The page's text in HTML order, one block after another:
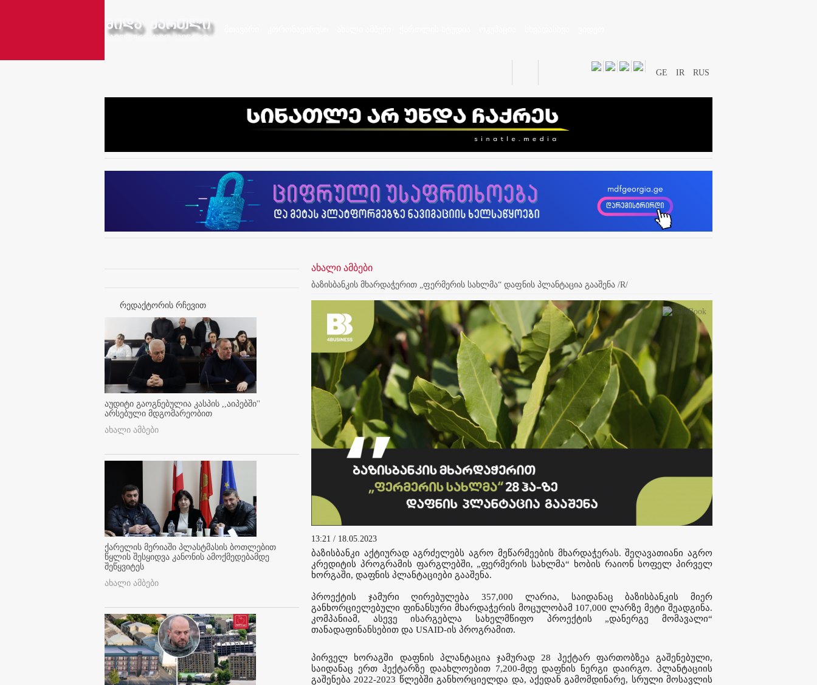
GE IR RUS
რედაქტორის რჩევით
აუდიტი გაოგნებულია კასპის ,,აიპებში''
არსებული მდგომარეობით
ახალი ამბები
ქარელის მერიაში პლასტმასის ბოთლებით
წყლის შესყიდვა კანონის ამოქმედებამდე
შეწყვიტეს
ახალი ამბები
ახალი ამბები
ბაზისბანკის მხარდაჭერით „ფერმერის სახლმა“ დაფნის პლანტაცია გააშენა /R/
13:21 / 18.05.2023
ბაზისბანკი აქტიურად აგრძელებს აგრო მეწარმეების მხარდაჭერას. შეღავათიანი აგრო
კრედიტის პროგრამის ფარგლებში, „ფერმერის სახლმა“ ხობის რაიონ სოფელ პირველ
ხორგაში, დაფნის პლანტაციები გააშენა.
პროექტის ჯამური ღირებულება 357,000 ლარია, საიდანაც ბაზისბანკის მიერ
განხორციელებული ფინანსური მხარდაჭერის მოცულობამ 107,000 ლარზე მეტი შეადგინა.
კომპანიამ, ასევე ისარგებლა სახელმწიფო პროექტის „დანერგე მომავალი“
თანადაფინანსებით და USAID-ის პროგრამით.
პირველ ხორაგში დაფნის პლანტაცია ჯამურად 28 ჰექტარ ფართობზეა გაშენებული,
საიდანაც ერთ ჰექტარზე დაახლოებით 7,200-მდე დაფნის ნერგი დაირგო. პლანტაციის
გაშენება 2022-2023 წლებში განხორციელდა და, აქედან გამომდინარე, სრული მოსავლის